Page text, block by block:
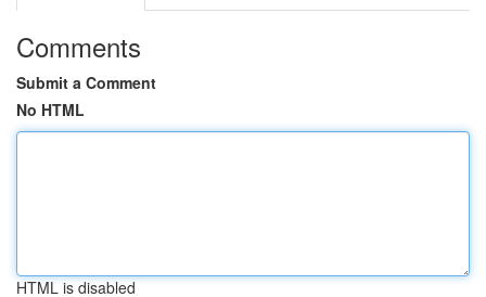
Comments
Submit a Comment
No HTML
HTML is disabled